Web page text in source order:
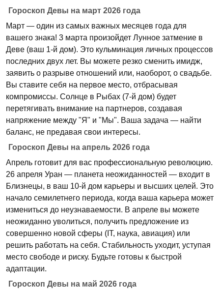
Гороскоп Девы на март 2026 года
Март — один из самых важных месяцев года для
вашего знака! 3 марта произойдет Лунное затмение в
Деве (ваш 1-й дом). Это кульминация личных процессов
последних двух лет. Вы можете резко сменить имидж,
заявить о разрыве отношений или, наоборот, о свадьбе.
Вы ставите себя на первое место, отбрасывая
компромиссы. Солнце в Рыбах (7-й дом) будет
перетягивать внимание на партнеров, создавая
напряжение между "Я" и "Мы". Ваша задача — найти
баланс, не предавая свои интересы.
Гороскоп Девы на апрель 2026 года
Апрель готовит для вас профессиональную революцию.
26 апреля Уран — планета неожиданностей — входит в
Близнецы, в ваш 10-й дом карьеры и высших целей. Это
начало семилетнего периода, когда ваша карьера может
измениться до неузнаваемости. В апреле вы можете
неожиданно уволиться, получить предложение из
совершенно новой сферы (IT, наука, авиация) или
решить работать на себя. Стабильность уходит, уступая
место свободе и риску. Будьте готовы к быстрой
адаптации.
Гороскоп Девы на май 2026 года